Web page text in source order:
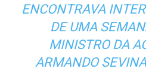
ENCONTRAVA
DE UMA
MINISTRO DA
ARMANDO